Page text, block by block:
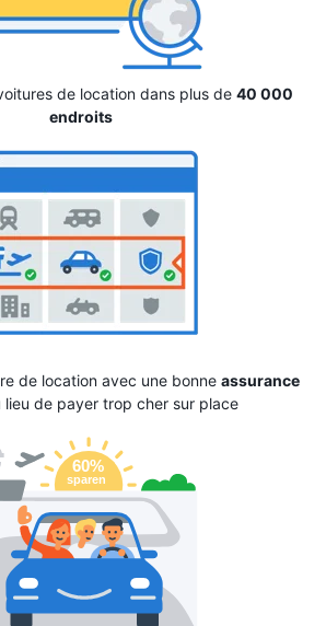
de location dans plus de 40 000
endroits
de location avec une bonne assurance
lieu de payer trop cher sur place